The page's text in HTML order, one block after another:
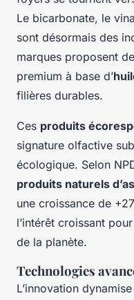
Le bicarbonate, le
sont désormais des
marques proposent
premium à base d’
filières durables.
Ces produits
signature olfactive
écologique. Selon
produits naturels
une croissance de
l’intérêt croissant
de la planète.
Technologies
L’innovation